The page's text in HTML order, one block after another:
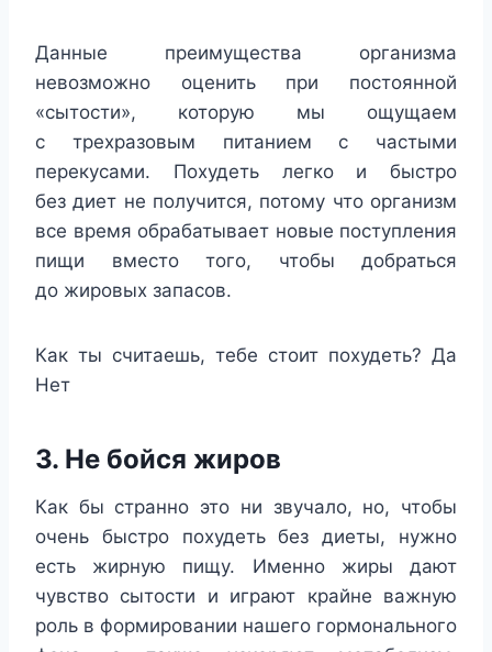
Данные преимущества организма
невозможно оценить при постоянной
«сытости», которую мы ощущаем
с трехразовым питанием с частыми
перекусами. Похудеть легко и быстро
без диет не получится, потому что организм
все время обрабатывает новые поступления
пищи вместо того, чтобы добраться
до жировых запасов.
Как ты считаешь, тебе стоит похудеть? Да
Нет
3. Не бойся жиров
Как бы странно это ни звучало, но, чтобы
очень быстро похудеть без диеты, нужно
есть жирную пищу. Именно жиры дают
чувство сытости и играют крайне важную
роль в формировании нашего гормонального